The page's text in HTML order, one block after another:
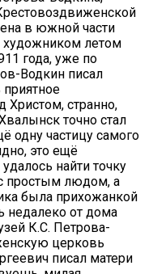
в южной части
художником летом
года, уже по
Водкин писал
Христом, странно,
точно стал
одну частицу самого
это ещё
найти точку
простым людом, а
была прихожанкой
недалеко от дома
К.С. Петрова-
церковь
писал матери